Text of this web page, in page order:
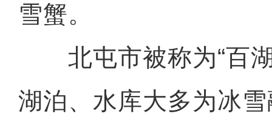
雪蟹。
北屯市被称为“百湖
湖泊、水库大多为冰